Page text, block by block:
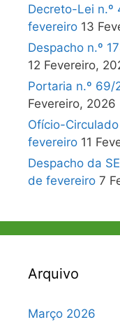
Decreto-Lei
fevereiro 13
Despacho n.º
12 Fevereiro,
Portaria n.º 69/
Fevereiro, 2026
Ofício-
fevereiro 11
Despacho da
de fevereiro 7
Arquivo
Março 2026